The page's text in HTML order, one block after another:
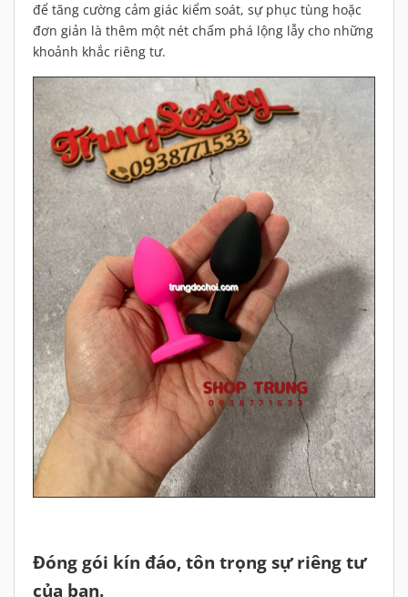
để tăng cường cảm giác kiểm soát, sự phục tùng hoặc
đơn giản là thêm một nét chấm phá lộng lẫy cho những
khoảnh khắc riêng tư.
Đóng gói kín đáo, tôn trọng sự riêng tư
của bạn.